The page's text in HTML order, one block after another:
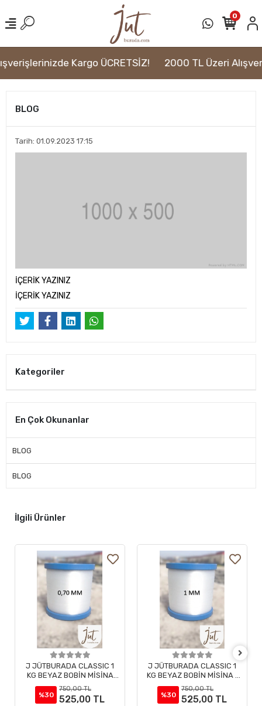
Kargo ÜCRETSİZ! 2000 TL Üzeri
0
BLOG
Tarih: 01.09.2023 17:15
İÇERİK YAZINIZ
İÇERİK YAZINIZ
Kategoriler
En Çok Okunanlar
BLOG
BLOG
İlgili Ürünler
J JÜTBURADA CLASSIC 1
KG BEYAZ BOBİN MİSİNA
0,70 MM
%30
750,00 TL
525,00 TL
J JÜTBURADA CLASSIC 1
KG BEYAZ BOBİN MİSİNA 1
MM
%30
750,00 TL
525,00 TL